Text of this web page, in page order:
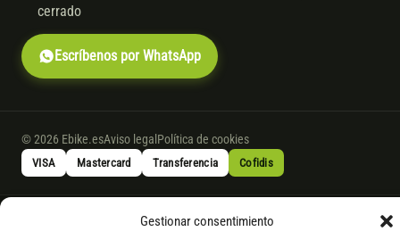
Gestionar consentimiento
cerrado
Escríbenos por WhatsApp
© 2026 Ebike.esAviso legal Política de cookies
VISA Mastercard Transferencia Cofidis
* Financiación instantánea con Cofidis hasta 6.000 € sin intereses.